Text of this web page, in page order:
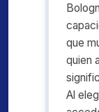
que
quien
Al